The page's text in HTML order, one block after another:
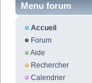
Menu forum
Accueil
Forum
Aide
Rechercher
Calendrier